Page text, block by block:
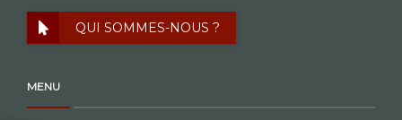
QUI SOMMES-NOUS ?
MENU